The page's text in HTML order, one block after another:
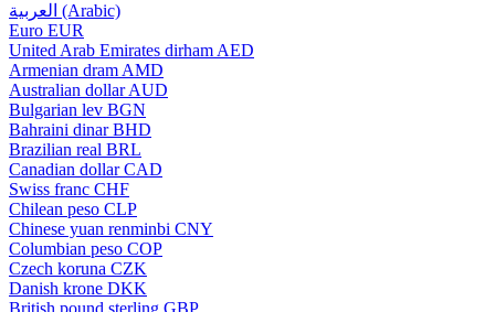
العربية (Arabic)
Euro EUR
United Arab Emirates dirham AED
Armenian dram AMD
Australian dollar AUD
Bulgarian lev BGN
Bahraini dinar BHD
Brazilian real BRL
Canadian dollar CAD
Swiss franc CHF
Chilean peso CLP
Chinese yuan renminbi CNY
Columbian peso COP
Czech koruna CZK
Danish krone DKK